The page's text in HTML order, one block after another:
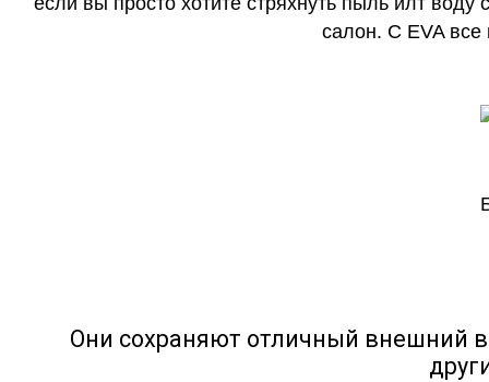
салон. С EVA все
Они сохраняют отличный внешний